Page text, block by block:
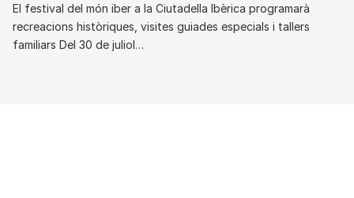
El festival del món iber a la Ciutadella Ibèrica programarà
recreacions històriques, visites guiades especials i tallers
familiars Del 30 de juliol…